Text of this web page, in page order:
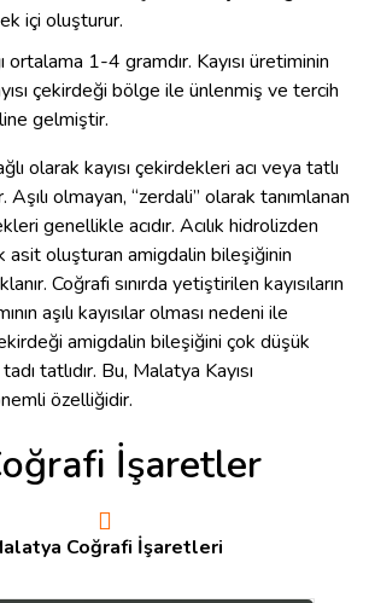
içi oluşturur.
ortalama 1-4 gramdır. Kayısı üretiminin
çekirdeği bölge ile ünlenmiş ve tercih
gelmiştir.
olarak kayısı çekirdekleri acı veya tatlı
olmayan, “zerdali” olarak tanımlanan
genellikle acıdır. Acılık hidrolizden
asit oluşturan amigdalin bileşiğinin
Coğrafi sınırda yetiştirilen kayısıların
aşılı kayısılar olması nedeni ile
amigdalin bileşiğini çok düşük
tatlıdır. Bu, Malatya Kayısı
özelliğidir.
İşaretler
Coğrafi İşaretleri